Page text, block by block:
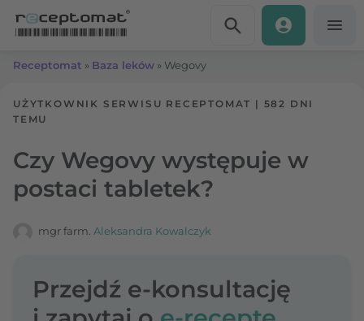
Receptomat » Baza leków » Wegovy
UŻYTKOWNIK SERWISU RECEPTOMAT | 582 DNI
TEMU
Czy Wegovy występuje w
postaci tabletek?
mgr farm. Aleksandra Kowalczyk
Przejdź e-konsultację